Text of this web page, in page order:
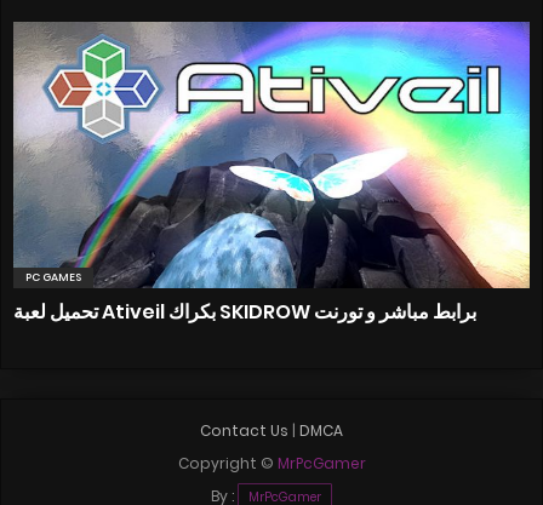
PC GAMES
تحميل لعبة Ativeil بكراك SKIDROW برابط مباشر و تورنت
Contact Us | DMCA
Copyright © MrPcGamer
By :
MrPcGamer